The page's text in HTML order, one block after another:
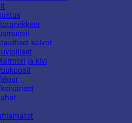
kalvot
ja kivi